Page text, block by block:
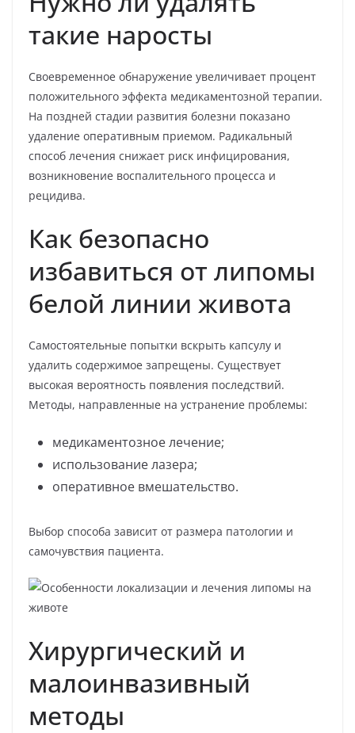
такие наросты
Своевременное обнаружение увеличивает процент
положительного эффекта медикаментозной терапии.
На поздней стадии развития болезни показано
удаление оперативным приемом. Радикальный
способ лечения снижает риск инфицирования,
возникновение воспалительного процесса и
рецидива.
Как безопасно
избавиться от липомы
белой линии живота
Самостоятельные попытки вскрыть капсулу и
удалить содержимое запрещены. Существует
высокая вероятность появления последствий.
Методы, направленные на устранение проблемы:
медикаментозное лечение;
использование лазера;
оперативное вмешательство.
Выбор способа зависит от размера патологии и
самочувствия пациента.
Хирургический и
малоинвазивный
методы